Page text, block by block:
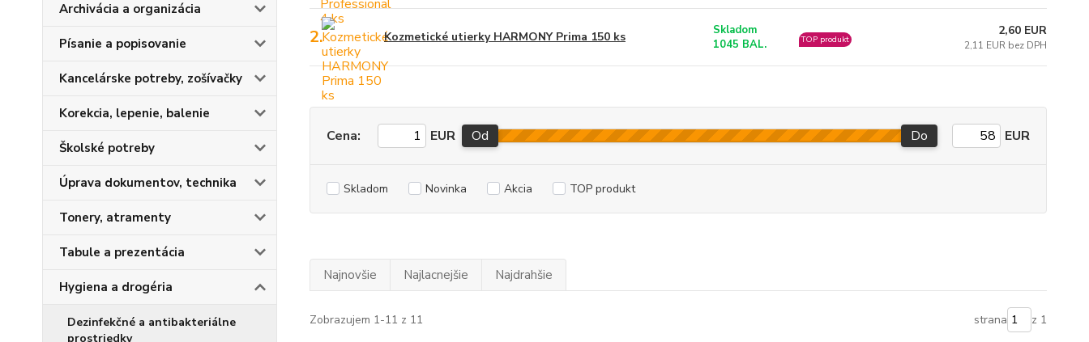
Archivácia a organizácia
Písanie a popisovanie
Kancelárske potreby, zošívačky
Korekcia, lepenie, balenie
Školské potreby
Úprava dokumentov, technika
Tonery, atramenty
Tabule a prezentácia
Hygiena a drogéria
Dezinfekčné a antibakteriálne
prostriedky
2. Kozmetické utierky HARMONY Prima 150 ks
Skladom
1045 BAL.
TOP produkt
2,60 EUR
2,11 EUR bez DPH
Cena: EUR Od Do EUR
Skladom Novinka Akcia TOP produkt
Najnovšie Najlacnejšie Najdrahšie
Zobrazujem 1-11 z 11 strana z 1